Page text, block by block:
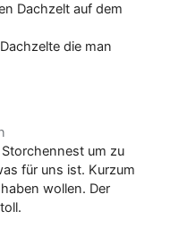
Dachzelt auf dem
die man
um zu
für uns ist. Kurzum
wollen. Der